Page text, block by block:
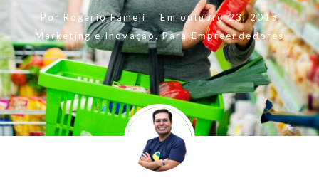
Por Rogerio Fameli Em outubro 23, 2015
Marketing e Inovação,Para Empreendedores